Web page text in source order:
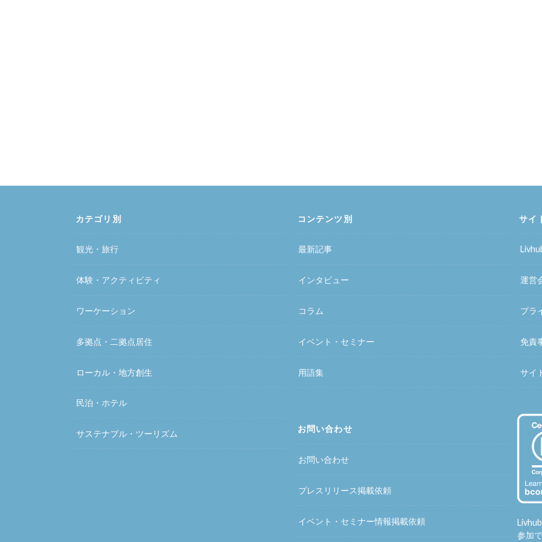
カテゴリ別
観光・旅行
体験・アクティビティ
ワーケーション
多拠点・二拠点居住
ローカル・地方創生
民泊・ホテル
サステナブル・ツーリズム
コンテンツ別
最新記事
インタビュー
コラム
イベント・セミナー
用語集
お問い合わせ
お問い合わせ
プレスリリース掲載依頼
イベント・セミナー情報掲載依頼
サイ
運営
プラ
免責
サイ
参加